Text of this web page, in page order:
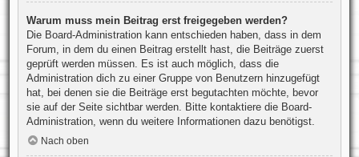
Warum muss mein Beitrag erst freigegeben werden?
Die Board-Administration kann entschieden haben, dass in dem
Forum, in dem du einen Beitrag erstellt hast, die Beiträge zuerst
geprüft werden müssen. Es ist auch möglich, dass die
Administration dich zu einer Gruppe von Benutzern hinzugefügt
hat, bei denen sie die Beiträge erst begutachten möchte, bevor
sie auf der Seite sichtbar werden. Bitte kontaktiere die Board-
Administration, wenn du weitere Informationen dazu benötigst.
Nach oben